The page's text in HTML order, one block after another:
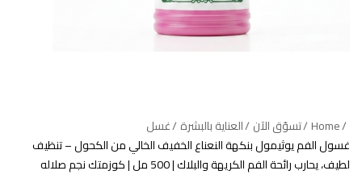
Home تسوّق الآن العناية بالبشرة غسل
غسول الفم يوثيمول بنكهة النعناع الخفيف الخالي من الكحول – تنظيف
لطيف، يحارب رائحة الفم الكريهة والبلاك | 500 مل | كوزمتك نجم صلاله